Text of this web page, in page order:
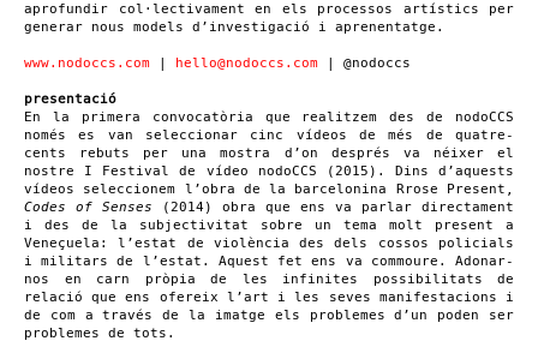
aprofundir col·lectivament en els processos artístics per
generar nous models d’investigació i aprenentatge.
www.nodoccs.com | hello@nodoccs.com | @nodoccs
presentació
En la primera convocatòria que realitzem des de nodoCCS
només es van seleccionar cinc vídeos de més de quatre-
cents rebuts per una mostra d’on després va néixer el
nostre I Festival de vídeo nodoCCS (2015). Dins d’aquests
vídeos seleccionem l’obra de la barcelonina Rrose Present,
Codes of Senses (2014) obra que ens va parlar directament
i des de la subjectivitat sobre un tema molt present a
Veneçuela: l’estat de violència des dels cossos policials
i militars de l’estat. Aquest fet ens va commoure. Adonar-
nos en carn pròpia de les infinites possibilitats de
relació que ens ofereix l’art i les seves manifestacions i
de com a través de la imatge els problemes d’un poden ser
problemes de tots.